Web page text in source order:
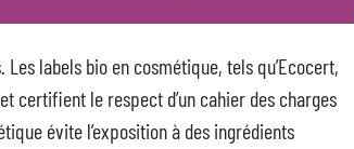
labels bio en cosmétique, tels qu’Ecocert,
certifient le respect d’un cahier des charges
évite l’exposition à des ingrédients